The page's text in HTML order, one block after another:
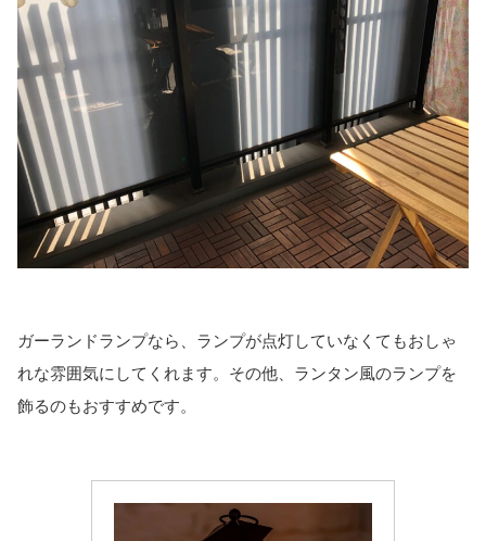
ガーランドランプなら、ランプが点灯していなくてもおしゃ
れな雰囲気にしてくれます。その他、ランタン風のランプを
飾るのもおすすめです。